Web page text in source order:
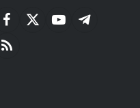
Facebook
X
YouTubeTelegram
RSS